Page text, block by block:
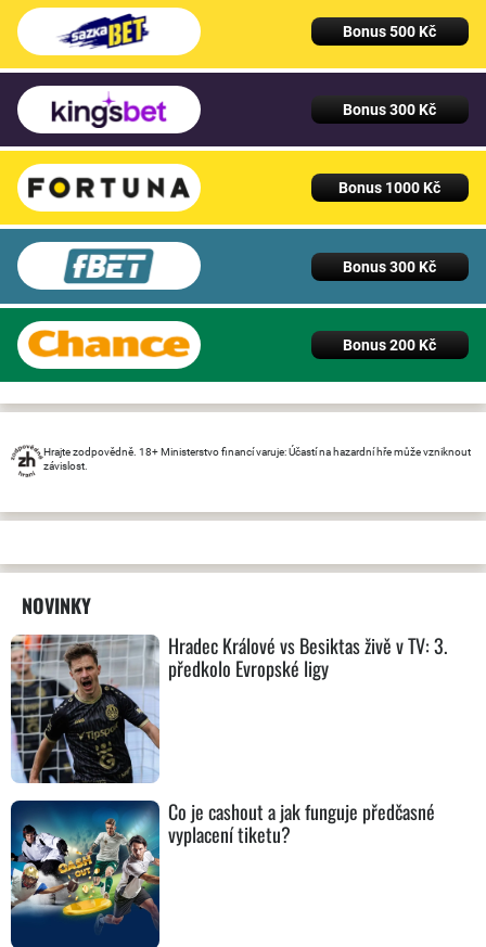
Bonus 500 Kč
Bonus 300 Kč
Bonus 1000 Kč
Bonus 300 Kč
Bonus 200 Kč
Hrajte zodpovědně. 18+ Ministerstvo financí varuje: Účastí na hazardní hře může vzniknout
závislost.
NOVINKY
Hradec Králové vs Besiktas živě v TV: 3.
předkolo Evropské ligy
Co je cashout a jak funguje předčasné
vyplacení tiketu?